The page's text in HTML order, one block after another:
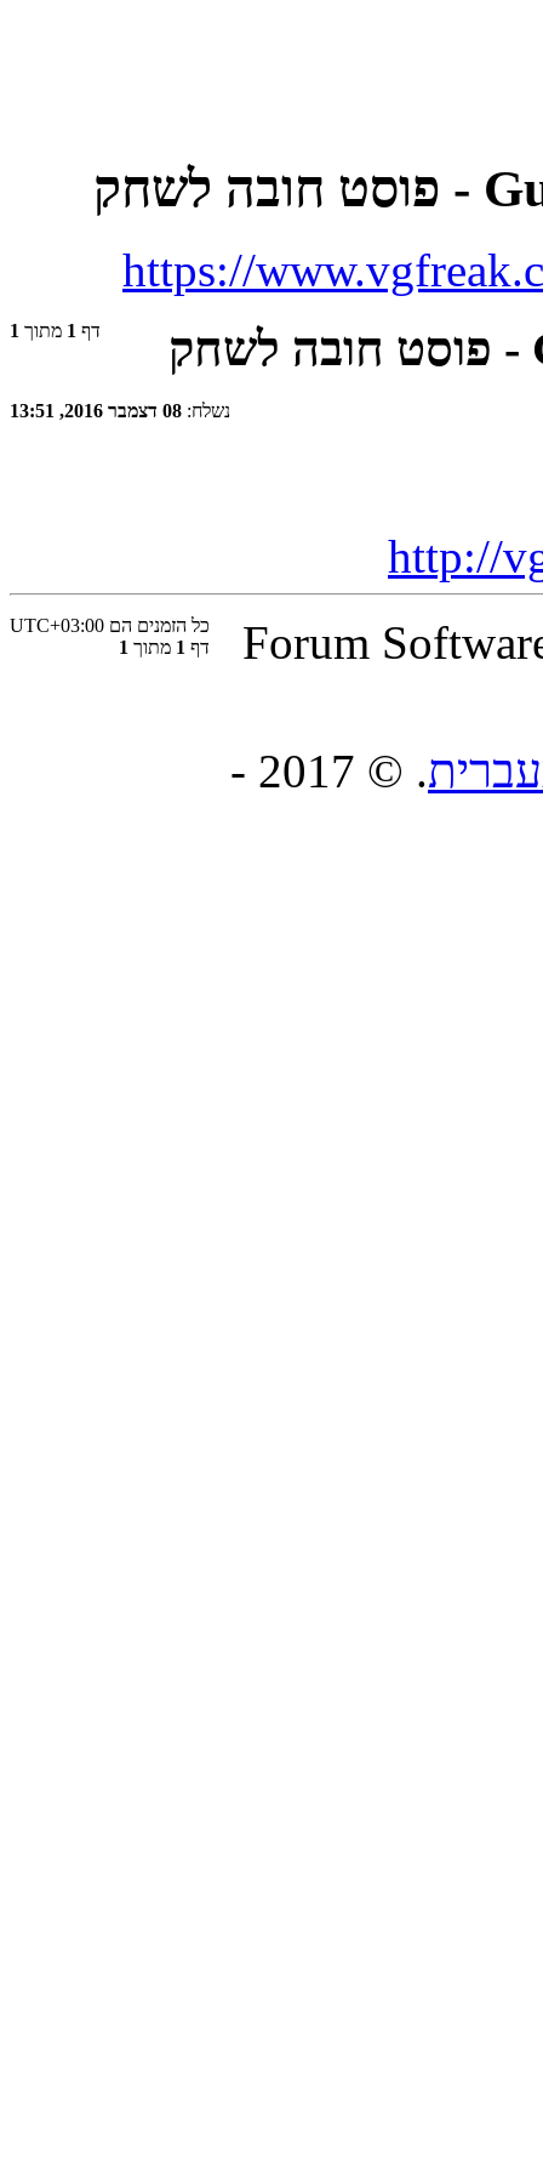
https://
דף 1 מתוך 1
נשלח: 08 דצמבר 2016, 13:51
http://
כל הזמנים הם UTC+03:00
דף 1 מתוך 1 ® Forum
. © 2017 -